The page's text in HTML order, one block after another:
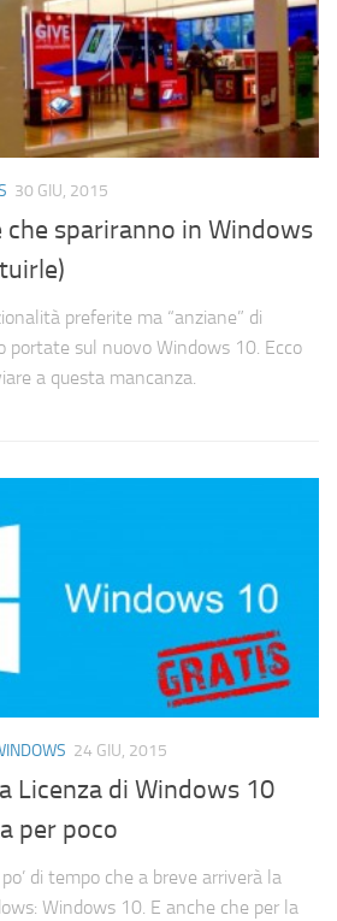
30 GIU, 2015
spariranno in Windows
preferite ma “anziane” di
portate sul nuovo Windows 10. Ecco
a questa mancanza.
24 GIU, 2015
Licenza di Windows 10
per poco
di tempo che a breve arriverà la
Windows 10. E anche che per la